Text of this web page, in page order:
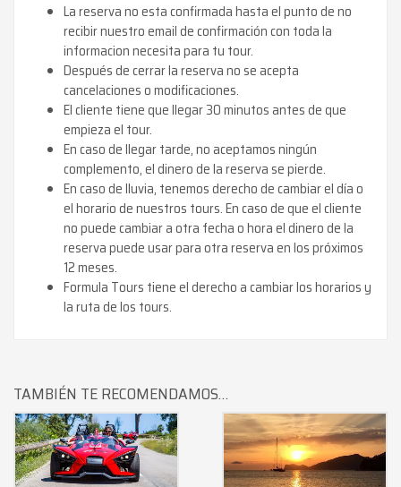
La reserva no esta confirmada hasta el punto de no
recibir nuestro email de confirmación con toda la
informacion necesita para tu tour.
Después de cerrar la reserva no se acepta
cancelaciones o modificaciones.
El cliente tiene que llegar 30 minutos antes de que
empieza el tour.
En caso de llegar tarde, no aceptamos ningún
complemento, el dinero de la reserva se pierde.
En caso de lluvia, tenemos derecho de cambiar el día o
el horario de nuestros tours. En caso de que el cliente
no puede cambiar a otra fecha o hora el dinero de la
reserva puede usar para otra reserva en los próximos
12 meses.
Formula Tours tiene el derecho a cambiar los horarios y
la ruta de los tours.
TAMBIÉN TE RECOMENDAMOS…